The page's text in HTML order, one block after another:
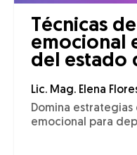
Técnicas
emocional
del estado
Lic. Mag. Elena
Domina
emocional para